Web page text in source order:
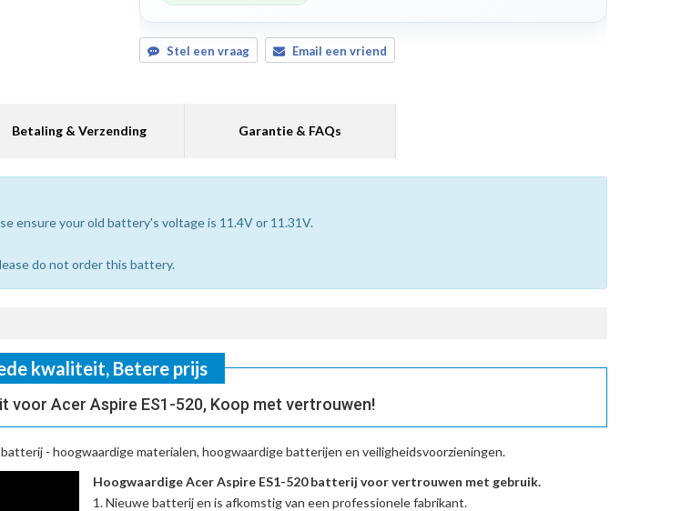
Stel een vraag Email een vriend
Betaling & Verzending Garantie & FAQs
ensure your old battery's voltage is 11.4V or 11.31V.
do not order this battery.
kwaliteit, Betere prijs
voor Acer Aspire ES1-520, Koop met vertrouwen!
- hoogwaardige materialen, hoogwaardige batterijen en veiligheidsvoorzieningen.
Hoogwaardige Acer Aspire ES1-520 batterij voor vertrouwen met gebruik.
Nieuwe batterij en is afkomstig van een professionele fabrikant.